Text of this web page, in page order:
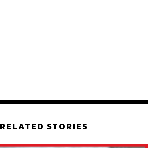
RELATED STORIES